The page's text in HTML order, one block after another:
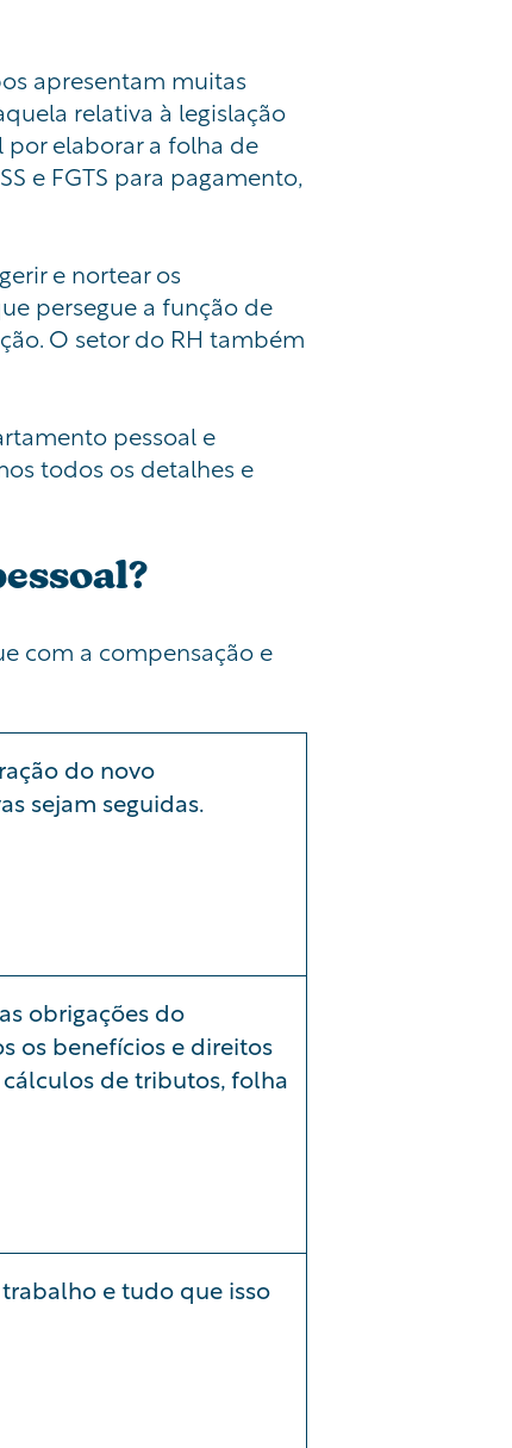
apresentam muitas
relativa à legislação
por elaborar a folha de
e FGTS para pagamento,
e nortear os
persegue a função de
O setor do RH também
pessoal e
todos os detalhes e
com a compensação e
do novo
sejam seguidas.
obrigações do
os benefícios e direitos
de tributos, folha
e tudo que isso